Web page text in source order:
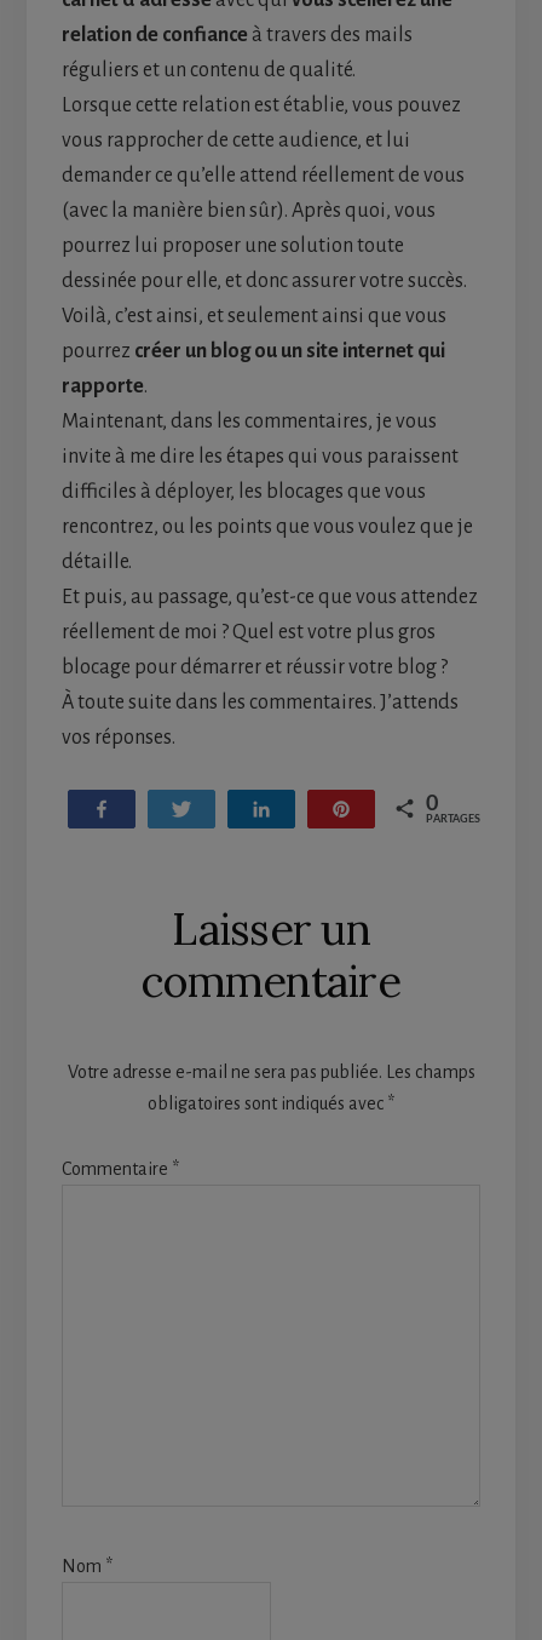
relation de confiance à travers des mails
réguliers et un contenu de qualité.
Lorsque cette relation est établie, vous pouvez
vous rapprocher de cette audience, et lui
demander ce qu’elle attend réellement de vous
(avec la manière bien sûr). Après quoi, vous
pourrez lui proposer une solution toute
dessinée pour elle, et donc assurer votre succès.
Voilà, c’est ainsi, et seulement ainsi que vous
pourrez créer un blog ou un site internet qui
rapporte.
Maintenant, dans les commentaires, je vous
invite à me dire les étapes qui vous paraissent
difficiles à déployer, les blocages que vous
rencontrez, ou les points que vous voulez que je
détaille.
Et puis, au passage, qu’est-ce que vous attendez
réellement de moi ? Quel est votre plus gros
blocage pour démarrer et réussir votre blog ?
À toute suite dans les commentaires. J’attends
vos réponses.
Partagez Tweetez Partagez Enregistrer
0
PARTAGES
Reader
Interactions
Laisser un
commentaire
Votre adresse e-mail ne sera pas publiée. Les champs
obligatoires sont indiqués avec *
Commentaire *
Nom *